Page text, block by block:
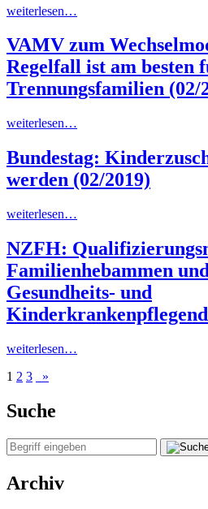
weiterlesen…
VAMV zum
Regelfall ist am besten
Trennungsfamilien (02/
weiterlesen…
Bundestag:
werden (02/2019)
weiterlesen…
NZFH:
Familienhebammen
Gesundheits- und
weiterlesen…
1 2 3 »
Suche
Archiv